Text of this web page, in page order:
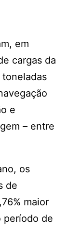
em
cargas da
e
– entre
os
de
maior
período de